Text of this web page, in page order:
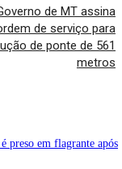
de MT assina
de serviço para
de ponte de 561
metros
preso em flagrante após